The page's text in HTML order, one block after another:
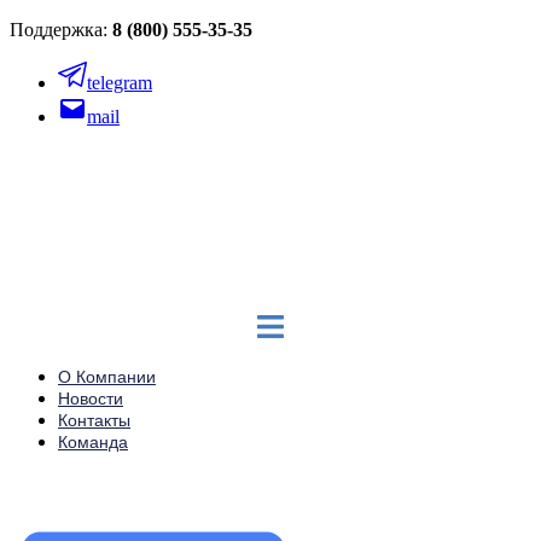
Поддержка: 8 (800) 555-35-35
telegram
mail
О Компании
Новости
Контакты
Команда